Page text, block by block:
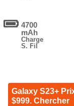
4700
mAh
Charge
S. Fil
Galaxy S23+
$999. Chercher